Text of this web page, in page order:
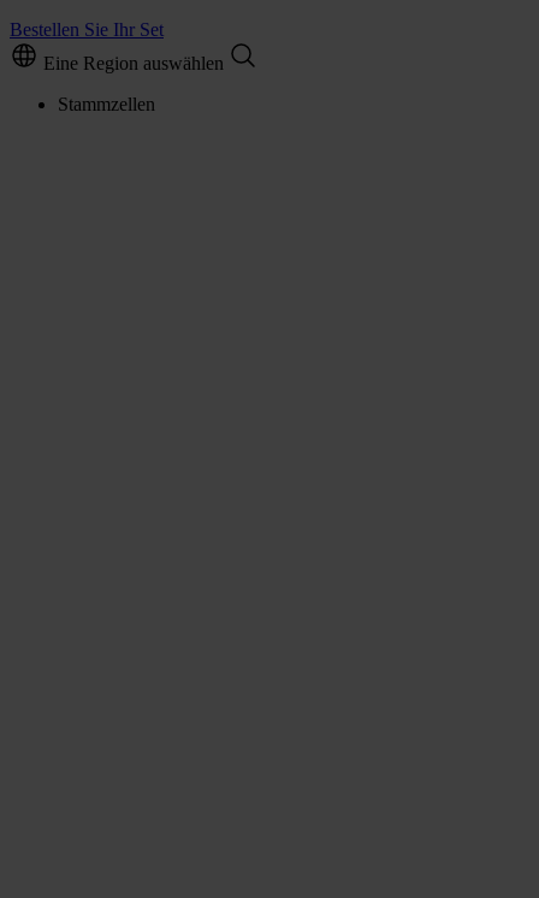
Bestellen Sie Ihr Set
Eine Region auswählen
Stammzellen